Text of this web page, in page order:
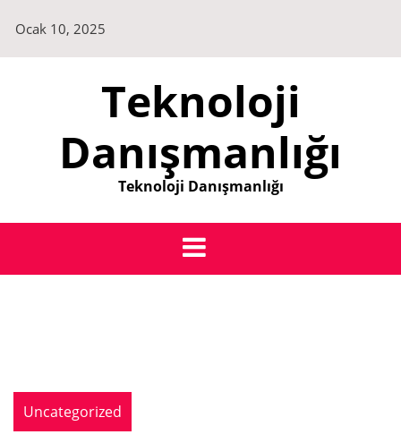
content
Ocak 10, 2025
Teknoloji
Danışmanlığı
Teknoloji Danışmanlığı
Uncategorized